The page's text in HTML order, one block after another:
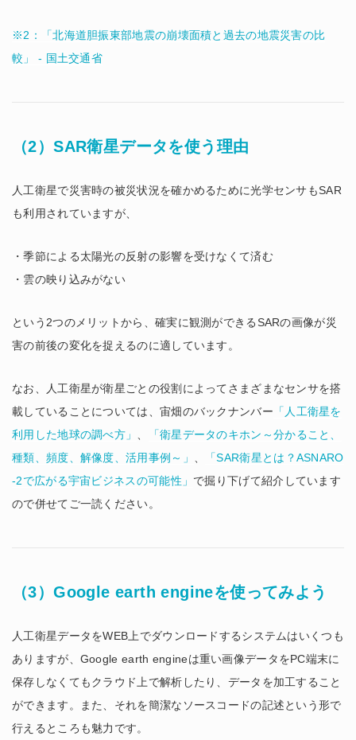
※2：「北海道胆振東部地震の崩壊面積と過去の地震災害の比
較」 - 国土交通省
（2）SAR衛星データを使う理由
人工衛星で災害時の被災状況を確かめるために光学センサもSAR
も利用されていますが、
・季節による太陽光の反射の影響を受けなくて済む
・雲の映り込みがない
という2つのメリットから、確実に観測ができるSARの画像が災
害の前後の変化を捉えるのに適しています。
なお、人工衛星が衛星ごとの役割によってさまざまなセンサを搭
載していることについては、宙畑のバックナンバー 「人工衛星を
利用した地球の調べ方」 、
「衛星データのキホン～分かること、
種類、頻度、解像度、活用事例～」 、
「SAR衛星とは？ASNARO
-2で広がる宇宙ビジネスの可能性」 で掘り下げて紹介しています
ので併せてご一読ください。
（3）Google earth engineを使ってみよう
人工衛星データをWEB上でダウンロードするシステムはいくつも
ありますが、Google earth engineは重い画像データをPC端末に
保存しなくてもクラウド上で解析したり、データを加工すること
ができます。また、それを簡潔なソースコードの記述という形で
行えるところも魅力です。